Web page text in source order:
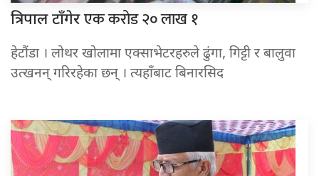
त्रिपाल टाँगेरएक करोड २० लाख १
हेटौंडा । लोथर खोलामा एक्साभेटरहरुले ढुंगा, गिट्टी र बालुवा
उत्खनन् गरिरहेका छन् । त्यहाँबाट बिनारसिद